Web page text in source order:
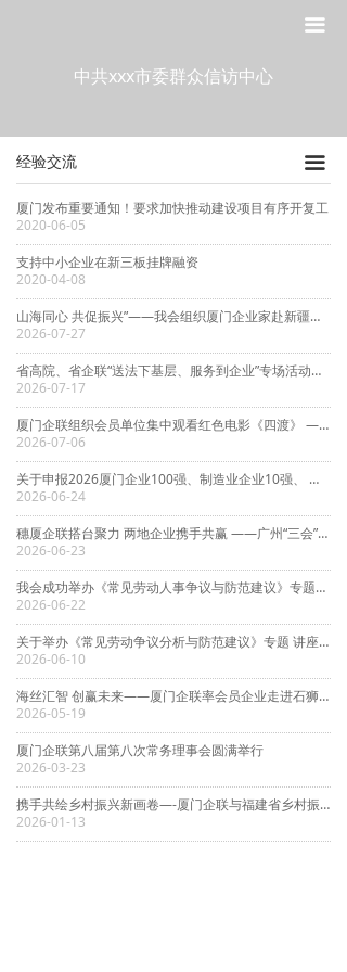
中共xxx市委群众信访中心
끀
走进工委
宣传教育
作风建设
制度建设
政策法规
党建研究
厦门发布重要通知！要求加快推动建设项目有序开复工
2020-06-05
支持中小企业在新三板挂牌融资
2020-04-08
山海同心 共促振兴”——我会组织厦门企业家赴新疆开展党建+产业协作考察交流活动
2026-07-27
省高院、省企联“送法下基层、服务到企业”专场活动在厦门举办
2026-07-17
厦门企联组织会员单位集中观看红色电影《四渡》 ——热烈庆祝中国共产党成立105周年 纪念红军长征胜利90周年
2026-07-06
关于申报2026厦门企业100强、制造业企业10强、 服务业企业10强、专精特新企业10强、绿色企业10强、建筑业企业10强、物流业企业10强、台资企业10强 的通知
2026-06-24
穗厦企联搭台聚力 两地企业携手共赢 ——广州“三会”组织企业家赴厦门考察交流
2026-06-23
我会成功举办《常见劳动人事争议与防范建议》专题讲座
2026-06-22
关于举办《常见劳动争议分析与防范建议》专题 讲座的通知
2026-06-10
海丝汇智 创赢未来——厦门企联率会员企业走进石狮考察交流活动圆满举行
2026-05-19
厦门企联第八届第八次常务理事会圆满举行
2026-03-23
携手共绘乡村振兴新画卷—-厦门企联与福建省乡村振兴服务团座谈交流暨战略合作签约仪式成功举行
2026-01-13
끀
经验交流
通知通告
经验交流